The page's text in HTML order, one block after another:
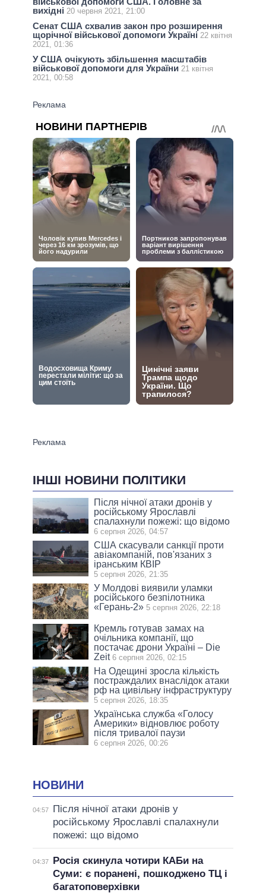
вихідні 20 червня 2021, 21:00
Сенат США схвалив закон про розширення
щорічної військової допомоги Україні 22 квітня
2021, 01:36
У США очікують збільшення масштабів
військової допомоги для України 21 квітня
2021, 00:58
ІНШІ НОВИНИ ПОЛІТИКИ
Після нічної атаки дронів у
російському Ярославлі
спалахнули пожежі: що відомо
6 серпня 2026, 04:57
США скасували санкції проти
авіакомпаній, пов'язаних з
іранським КВІР
5 серпня 2026, 21:35
У Молдові виявили уламки
російського безпілотника
«Герань-2» 5 серпня 2026, 22:18
Кремль готував замах на
очільника компанії, що
постачає дрони Україні – Die
Zeit 6 серпня 2026, 02:15
На Одещині зросла кількість
постраждалих внаслідок атаки
рф на цивільну інфраструктуру
5 серпня 2026, 18:35
Українська служба «Голосу
Америки» відновлює роботу
після тривалої паузи
6 серпня 2026, 00:26
НОВИНИ
04:57
Після нічної атаки дронів у
російському Ярославлі спалахнули
пожежі: що відомо
04:37
Росія скинула чотири КАБи на
Суми: є поранені, пошкоджено ТЦ і
багатоповерхівки